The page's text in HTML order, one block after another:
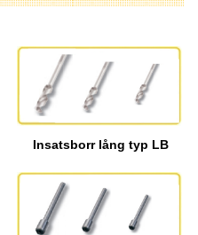
Insatsborr lång typ LB